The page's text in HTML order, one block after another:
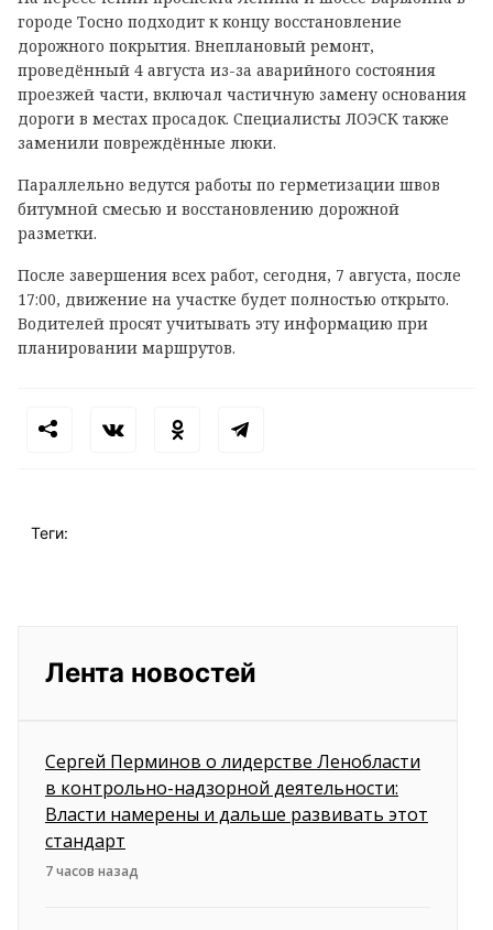
городе Тосно подходит к концу восстановление
дорожного покрытия. Внеплановый ремонт,
проведённый 4 августа из-за аварийного состояния
проезжей части, включал частичную замену основания
дороги в местах просадок. Специалисты ЛОЭСК также
заменили повреждённые люки.
Параллельно ведутся работы по герметизации швов
битумной смесью и восстановлению дорожной
разметки.
После завершения всех работ, сегодня, 7 августа, после
17:00, движение на участке будет полностью открыто.
Водителей просят учитывать эту информацию при
планировании маршрутов.
Теги:
Лента новостей
Сергей Перминов о лидерстве Ленобласти
в контрольно-надзорной деятельности:
Власти намерены и дальше развивать этот
стандарт
7 часов назад